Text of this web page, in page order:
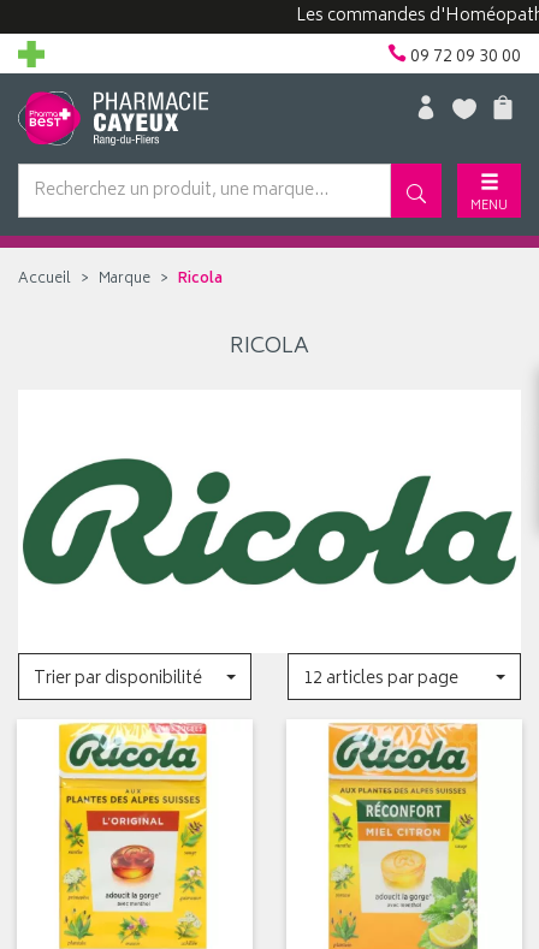
Les commandes
09 72 09 30 00
MENU
Accueil Marque Ricola
RICOLA
Trier par disponibilité 12 articles par page